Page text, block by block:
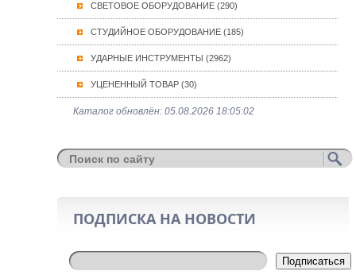
СВЕТОВОЕ ОБОРУДОВАНИЕ (290)
СТУДИЙНОЕ ОБОРУДОВАНИЕ (185)
УДАРНЫЕ ИНСТРУМЕНТЫ (2962)
УЦЕНЕННЫЙ ТОВАР (30)
Каталог обновлён: 05.08.2026 18:05:02
ПОДПИСКА НА НОВОСТИ
Подписаться